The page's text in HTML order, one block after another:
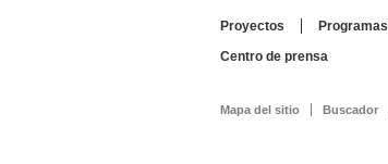
Proyectos Programas
Centro de prensa
Mapa del sitio Buscador